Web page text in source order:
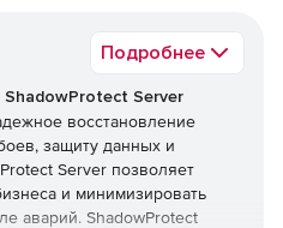
Подробнее
ShadowProtect Server
восстановление
защиту данных и
Server позволяет
и минимизировать
аварий. ShadowProtect